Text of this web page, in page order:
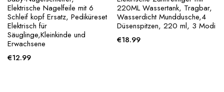
Elektrische Nagelfeile mit 6
Schleif kopf Ersatz, Pediküreset
Elektrisch für
Säuglinge,Kleinkinde und
Erwachsene
€12.99
220ML Wassertank, Tragbar,
Wasserdicht Munddusche,4
Düsenspitzen, 220 ml, 3 Modi
€18.99